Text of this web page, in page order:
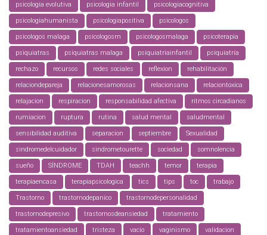
psicologia evolutiva psicologia infantil psicologiacognitiva
psicologiahumanista psicologiapositiva psicologos
psicologos malaga psicologosm psicologosmalaga psicoterapia
psiquiatras psiquiatras malaga psiquiatriainfantil psiquiatría
rechazo recursos redes sociales reflexion rehabilitación
relaciondepareja relacionesamorosas relacionsana relaciontoxica
relajacion respiracion responsabilidad afectiva ritmos circadianos
rumiacion ruptura rutina salud mental saludmental
sensibilidad auditiva separacion septiembre Sexualidad
sindromedelcuidador sindrometourette sociedad somnolencia
sueño SÍNDROME TDAH teachh temor terapia
terapiaencasa terapiapsicologica tics tips toc trabajo
Trastorno trastornodepanico trastornodepersonalidad
trastornodepresivo trastornosdeansiedad tratamiento
tratamientoansiedad tristeza vacio vaginismo validacion